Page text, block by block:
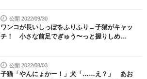
公開 2022/09/30
ワンコが長いしっぽをふりふり→子猫がキャッ
チ！ 小さな前足でぎゅう〜っと握りしめ...
公開 2022/08/03
子猫「やんにょかー！」犬「……え？」 あお